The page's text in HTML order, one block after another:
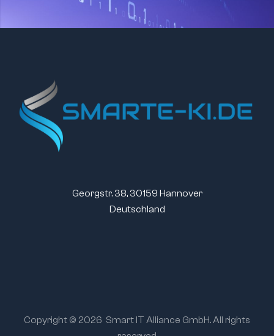
Georgstr. 38, 30159 Hannover
Deutschland
Copyright © 2026 Smart IT Alliance GmbH. All rights